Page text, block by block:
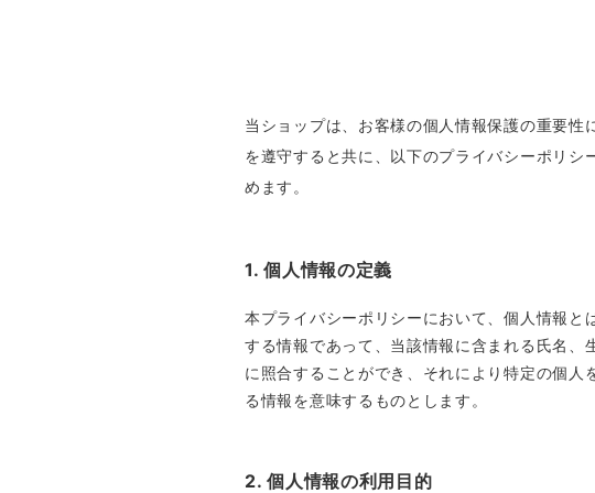
当ショップは、お客様の個人情報保護の重要性
を遵守すると共に、以下のプライバシーポリ
めます。
1. 個人情報の定義
本プライバシーポリシーにおいて、個人情報
する情報であって、当該情報に含まれる氏名
に照合することができ、それにより特定の個
る情報を意味するものとします。
2. 個人情報の利用目的